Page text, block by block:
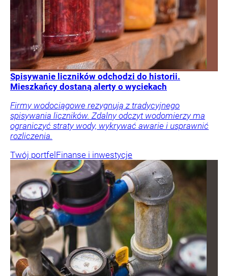
Spisywanie liczników odchodzi do historii.
Mieszkańcy dostaną alerty o wyciekach
Firmy wodociągowe rezygnują z tradycyjnego
spisywania liczników. Zdalny odczyt wodomierzy ma
ograniczyć straty wody, wykrywać awarie i usprawnić
rozliczenia.
Twój portfel Finanse i inwestycje